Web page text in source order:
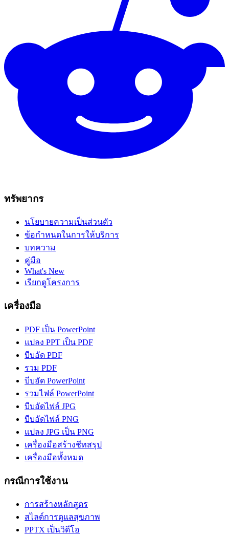
ทรัพยากร
นโยบายความเป็นส่วนตัว
ข้อกำหนดในการให้บริการ
บทความ
คู่มือ
What's New
เรียกดูโครงการ
เครื่องมือ
PDF เป็น PowerPoint
แปลง PPT เป็น PDF
บีบอัด PDF
รวม PDF
บีบอัด PowerPoint
รวมไฟล์ PowerPoint
บีบอัดไฟล์ JPG
บีบอัดไฟล์ PNG
แปลง JPG เป็น PNG
เครื่องมือสร้างชีทสรุป
เครื่องมือทั้งหมด
กรณีการใช้งาน
การสร้างหลักสูตร
สไลด์การดูแลสุขภาพ
PPTX เป็นวิดีโอ